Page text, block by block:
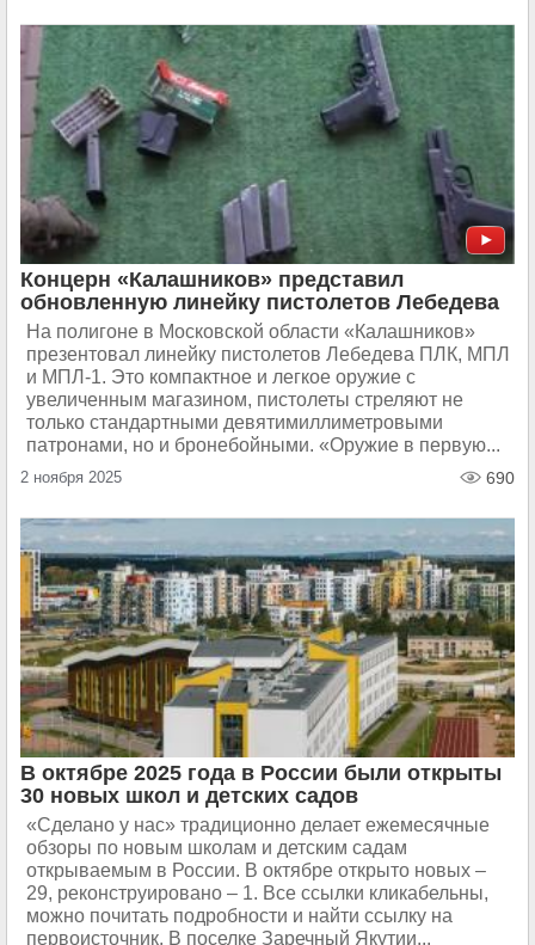
Концерн «Калашников» представил
обновленную линейку пистолетов Лебедева
На полигоне в Московской области «Калашников»
презентовал линейку пистолетов Лебедева ПЛК, МПЛ
и МПЛ-1. Это компактное и легкое оружие с
увеличенным магазином, пистолеты стреляют не
только стандартными девятимиллиметровыми
патронами, но и бронебойными. «Оружие в первую...
2 ноября 2025 690
В октябре 2025 года в России были открыты
30 новых школ и детских садов
«Сделано у нас» традиционно делает ежемесячные
обзоры по новым школам и детским садам
открываемым в России. В октябре открыто новых –
29, реконструировано – 1. Все ссылки кликабельны,
можно почитать подробности и найти ссылку на
первоисточник. В поселке Заречный Якутии...